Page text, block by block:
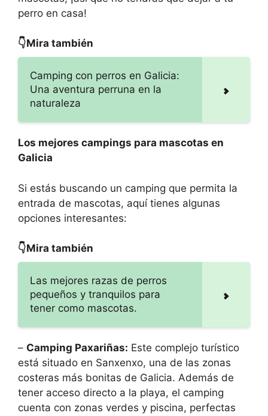
perro en casa!
👇Mira también
Camping con perros en Galicia:
Una aventura perruna en la
naturaleza
Los mejores campings para mascotas en
Galicia
Si estás buscando un camping que permita la
entrada de mascotas, aquí tienes algunas
opciones interesantes:
👇Mira también
Las mejores razas de perros
pequeños y tranquilos para
tener como mascotas.
– Camping Paxariñas: Este complejo turístico
está situado en Sanxenxo, una de las zonas
costeras más bonitas de Galicia. Además de
tener acceso directo a la playa, el camping
cuenta con zonas verdes y piscina, perfectas